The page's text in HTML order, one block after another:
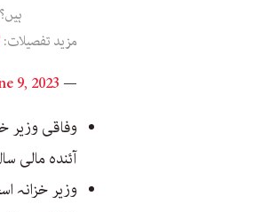
ہیں؟
مزید تفصیلات:
— Independent Urdu (@indyurdu)
9, 2023
وفاقی
آئندہ مالی